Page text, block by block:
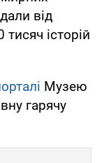
від
історій
Музею
гарячу